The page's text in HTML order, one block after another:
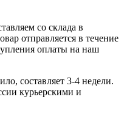
со склада в
отправляется в течение
оплаты на наш
составляет 3-4 недели.
курьерскими и